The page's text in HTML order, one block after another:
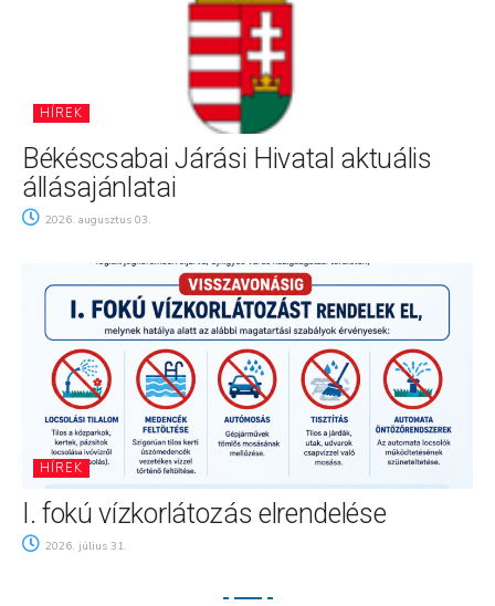
HÍREK
Békéscsabai Járási Hivatal aktuális
állásajánlatai
2026. augusztus 03.
HÍREK
I. fokú vízkorlátozás elrendelése
2026. július 31.